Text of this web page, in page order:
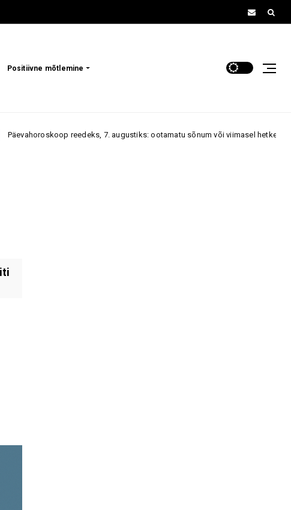
Positiivne mõtlemine
reedeks, 7. augustiks: ootamatu sõnum või viimasel hetkel saabuv kutse võib